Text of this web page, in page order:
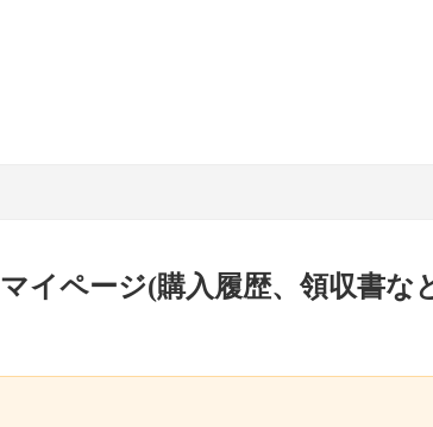
マイページ(購入履歴、領収書な